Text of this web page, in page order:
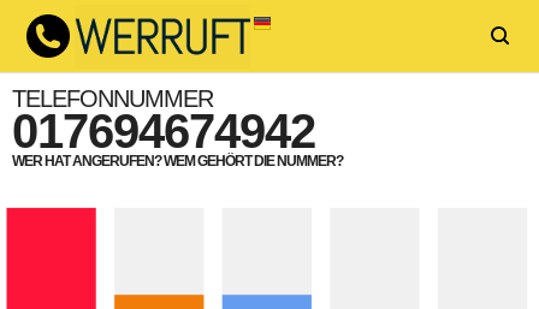
TELEFONNUMMER
017694674942
WER HAT ANGERUFEN? WEM GEHÖRT DIE NUMMER?